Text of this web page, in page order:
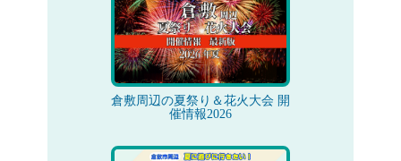
倉敷周辺の夏祭り＆花火大会 開
催情報2026